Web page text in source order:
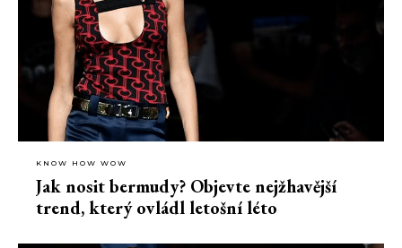
KNOW HOW WOW
Jak nosit bermudy? Objevte nejžhavější
trend, který ovládl letošní léto